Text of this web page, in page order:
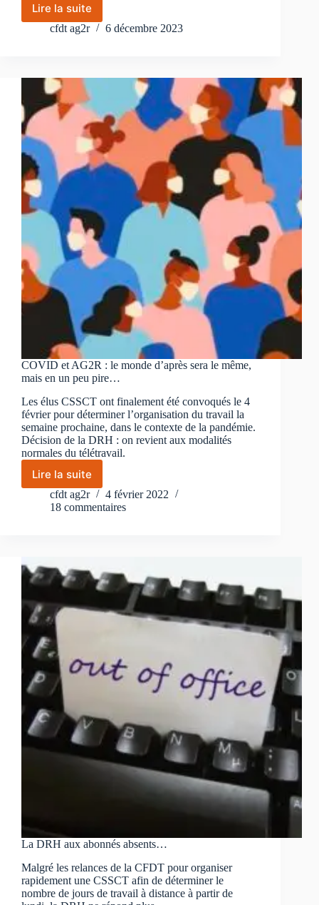
Lire la suite
Une
nouvelle
cfdt ag2r 6 décembre 2023
COVID et AG2R : le monde d’après sera le même,
mais en un peu pire…
Les élus CSSCT ont finalement été convoqués le 4
février pour déterminer l’organisation du travail la
semaine prochaine, dans le contexte de la pandémie.
Décision de la DRH : on revient aux modalités
normales du télétravail.
Lire la suite
COVID
et
AG2R
sera
le
même,
mais
peu
pire…
cfdt ag2r
4 février 2022
18 commentaires
La DRH aux abonnés absents…
Malgré les relances de la CFDT pour organiser
rapidement une CSSCT afin de déterminer le
nombre de jours de travail à distance à partir de